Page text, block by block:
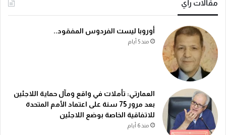
مقالات رأي
أوروبا ليست الفردوس المفقود..
منذ 5 أيام
العمارتي: تأملات في واقع ومآل حماية اللاجئين
بعد مرور 75 سنة على اعتماد الأمم المتحدة
للاتفاقية الخاصة بوضع اللاجئين
منذ 6 أيام